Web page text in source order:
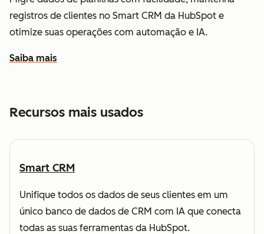
registros de clientes no Smart CRM da HubSpot e
otimize suas operações com automação e IA.
Saiba mais
sobre como a HubSpot ajuda você a entender e
Recursos mais usados
Smart CRM
Unifique todos os dados de seus clientes em um
único banco de dados de CRM com IA que conecta
todas as suas ferramentas da HubSpot.